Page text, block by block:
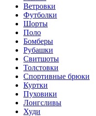
Ветровки
Футболки
Шорты
Поло
Бомберы
Рубашки
Свитшоты
Толстовки
Спортивные брюки
Куртки
Пуховики
Лонгсливы
Худи